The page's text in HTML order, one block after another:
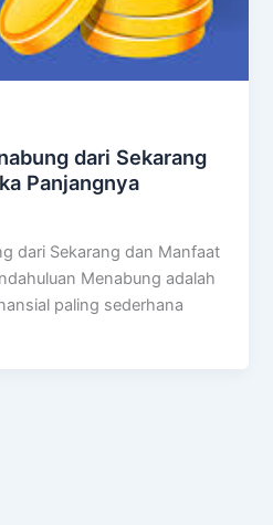
dari Sekarang
Panjangnya
dari Sekarang dan Manfaat
Menabung adalah
paling sederhana